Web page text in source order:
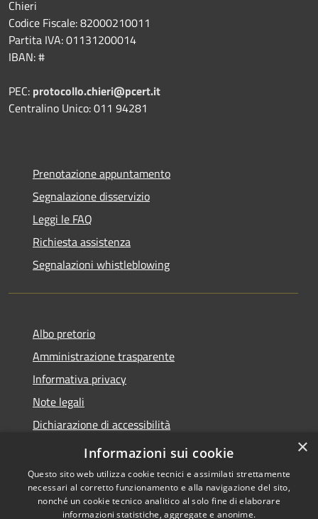
Chieri
Codice Fiscale: 82000210011
Partita IVA: 01131200014
IBAN: #
PEC: protocollo.chieri@pcert.it
Centralino Unico: 011 94281
Prenotazione appuntamento
Segnalazione disservizio
Leggi le FAQ
Richiesta assistenza
Segnalazioni whistleblowing
Albo pretorio
Amministrazione trasparente
Informativa privacy
Note legali
Dichiarazione di accessibilità
Meccanismo di Feedback
×
Informazioni sui cookie
Questo sito web utilizza cookie tecnici e assimilati strettamente
necessari al corretto funzionamento e alla navigazione del sito,
nonché un cookie tecnico analitico al solo fine di elaborare
informazioni statistiche, aggregate e anonime.